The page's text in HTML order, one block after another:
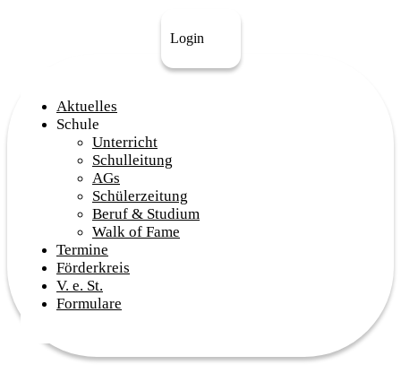
Aktuelles
Schule
Unterricht
Schulleitung
AGs
Schülerzeitung
Beruf & Studium
Walk of Fame
Termine
Förderkreis
V. e. St.
Formulare
Login